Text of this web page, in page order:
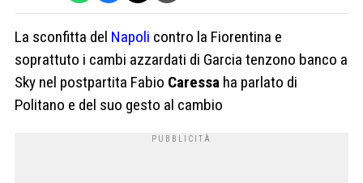
La sconfitta del Napoli contro la Fiorentina e
soprattuto i cambi azzardati di Garcia tenzono banco a
Sky nel postpartita Fabio Caressa ha parlato di
Politano e del suo gesto al cambio